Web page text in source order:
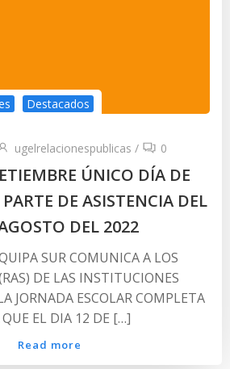
Destacados
ugelrelacionespublicas / 0
ÚNICO DÍA DE
DE ASISTENCIA DEL
DEL 2022
SUR COMUNICA A LOS
DE LAS INSTITUCIONES
JORNADA ESCOLAR COMPLETA
QUE EL DIA 12 DE […]
Read more